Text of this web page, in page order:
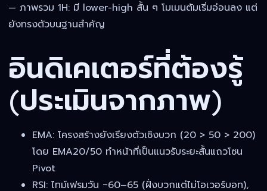
— ภาพรวม 1H: มี lower-high สั้น ๆ โมเมนตัมเริ่มอ่อนลง แต่
ยังทรงตัวบนฐานสำคัญ
อินดิเคเตอร์ที่ต้องรู้
(ประเมินจากภาพ)
EMA: โครงสร้างยังเรียงตัวเชิงบวก (20 > 50 > 200)
โดย EMA20/50 ทำหน้าที่เป็นแนวรับระยะสั้นแถวโซน
Pivot
RSI: ไทม์เฟรมวัน ~60–65 (ฝั่งบวกแต่ไม่โอเวอร์บอท),